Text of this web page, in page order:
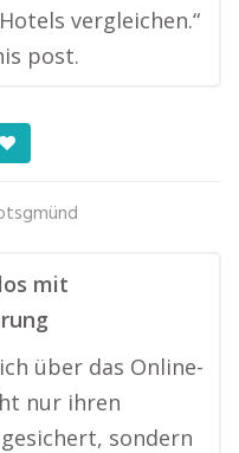
vergleichen.“
post.
mit
über das Online-
nur ihren
sondern